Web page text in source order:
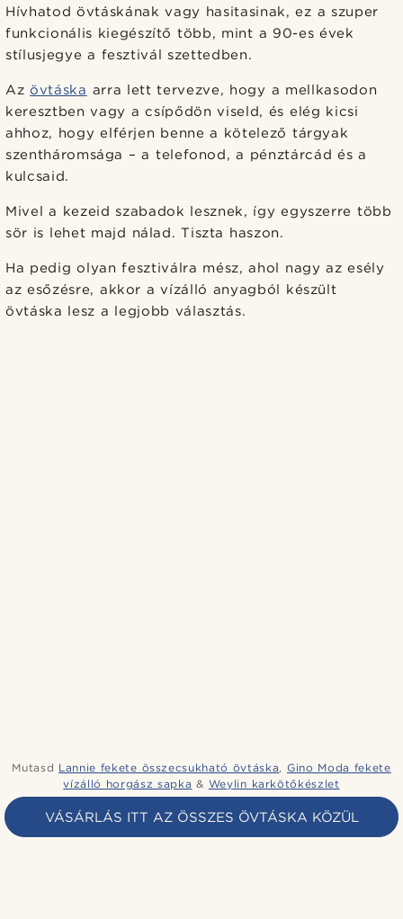
Hívhatod övtáskának vagy hasitasinak, ez a szuper
funkcionális kiegészítő több, mint a 90-es évek
stílusjegye a fesztivál szettedben.
Azövtáska arra lett tervezve, hogy a mellkasodon
keresztben vagy a csípődön viseld, és elég kicsi
ahhoz, hogy elférjen benne a kötelező tárgyak
szentháromsága – a telefonod, a pénztárcád és a
kulcsaid.
Mivel a kezeid szabadok lesznek, így egyszerre több
sör is lehet majd nálad. Tiszta haszon.
Ha pedig olyan fesztiválra mész, ahol nagy az esély
az esőzésre, akkor a vízálló anyagból készült
övtáska lesz a legjobb választás.
Mutasd Lannie fekete összecsukható övtáska, Gino Moda fekete
vízálló horgász sapka & Weylin karkötőkészlet
VÁSÁRLÁS ITT AZ ÖSSZES ÖVTÁSKA KÖZÜL